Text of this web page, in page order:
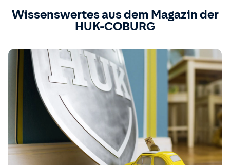
Wissenswertes aus dem Magazin der
HUK-COBURG